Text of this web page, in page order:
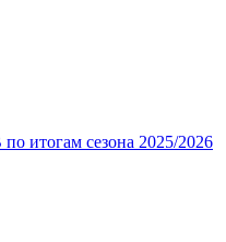
итогам сезона 2025/2026